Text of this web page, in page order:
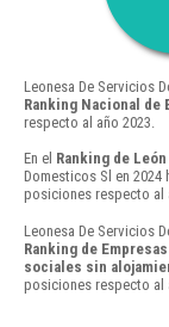
Leonesa De Servicios
Ranking Nacional de
respecto al año 2023.
En el Ranking de León
Domesticos Sl en
posiciones respecto al
Leonesa De Servicios
Ranking de
sociales sin
posiciones respecto al